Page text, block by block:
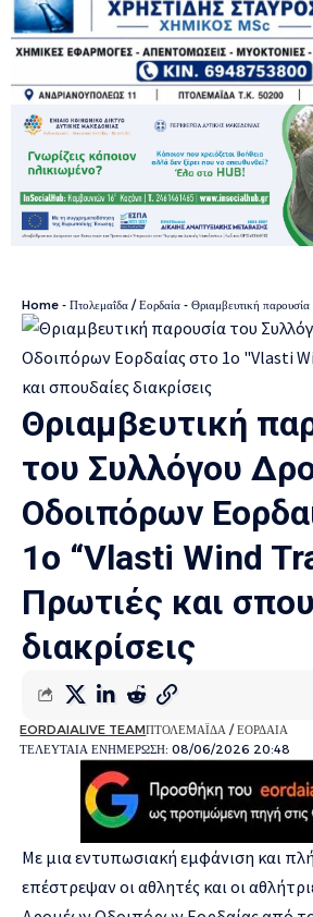
Home - Πτολεμαΐδα / Εορδαία - Θριαμβευτική παρουσία του Συλλόγου Δρομέων Οδοιπόρων
Θριαμβευτική
του Συλλόγου
Οδοιπόρων
1ο “Vlasti Wind
Πρωτιές και
διακρίσεις
ΤΕΛΕΥΤΑΙΑ ΕΝΗΜΕΡΩΣΗ: 08/06/2026 20:48
EORDAIALIVE TEAMΠΤΟΛΕΜΑΪΔΑ / ΕΟΡΔΑΙΑ
Με μια εντυπωσιακή εμφάνιση και
επέστρεψαν οι αθλητές και οι